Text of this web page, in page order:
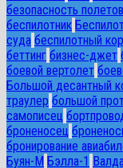
безопасность полетов
беспилотник
суда беспилотный
беттинг бизнес-джет
боевой вертолет
Большой десантный
траулер большой
самописец
броненосец
бронирование
Буян-М Бэлла-1